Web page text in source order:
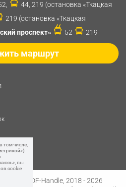
44, 219 (остановка «Ткацкая
219 (остановка «Ткацкая
проспект» 52 219
маршрут
© SDF-Handle, 2018 - 2026
том числе,
вы
cookie